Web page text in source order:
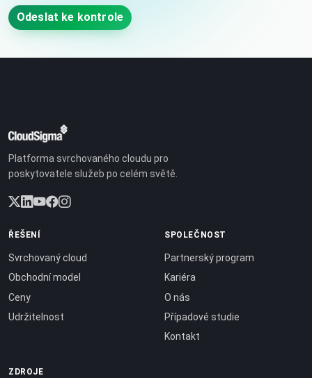
Odeslat ke kontrole
Platforma svrchovaného cloudu pro
poskytovatele služeb po celém světě.
ŘEŠENÍ
Svrchovaný cloud
Obchodní model
Ceny
Udržitelnost
SPOLEČNOST
Partnerský program
Kariéra
O nás
Případové studie
Kontakt
ZDROJE